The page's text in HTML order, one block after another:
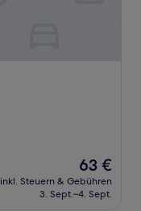
Der
Preis
beträgt
63 €
inkl. Steuern & Gebühren
3. Sept.–4. Sept.